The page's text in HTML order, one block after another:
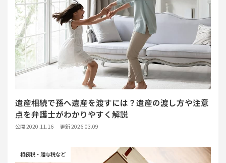
遺産相続で孫へ遺産を渡すには？遺産の渡し方や注意
点を弁護士がわかりやすく解説
公開 2020.11.16 更新 2026.03.09
相続税・贈与税など